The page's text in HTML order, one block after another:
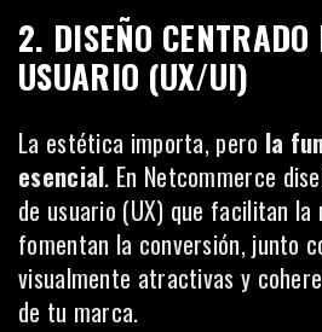
2. DISEÑO CENTRADO
USUARIO (UX/UI)
La estética importa, pero la
esencial. En Netcommerce
de usuario (UX) que facilitan la
fomentan la conversión, junto
visualmente atractivas y
de tu marca.